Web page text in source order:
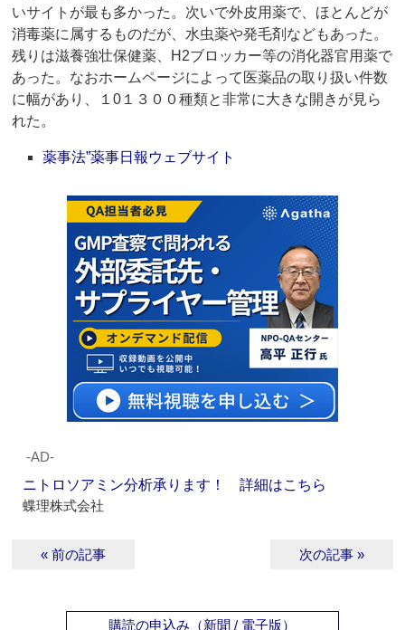
いサイトが最も多かった。次いで外皮用薬で、ほとんどが
消毒薬に属するものだが、水虫薬や発毛剤などもあった。
残りは滋養強壮保健薬、H2ブロッカー等の消化器官用薬で
あった。なおホームページによって医薬品の取り扱い件数
に幅があり、１0１３００種類と非常に大きな開きが見ら
れた。
薬事法”薬事日報ウェブサイト
‐AD‐
ニトロソアミン分析承ります！ 詳細はこちら
蝶理株式会社
« 前の記事 次の記事 »
購読の申込み（新聞 / 電子版）